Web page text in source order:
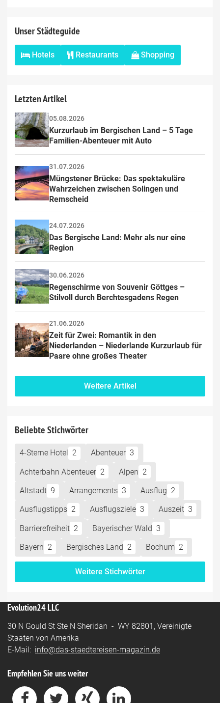
Unser Städteguide
Hotels Restaurants Shopping
Letzten Artikel
05.08.2026
Kurzurlaub im Bergischen Land – 5 Tage
Familien-Abenteuer mit Auto
31.07.2026
Müngstener Brücke: Das spektakuläre
Wahrzeichen zwischen Solingen und
Remscheid
24.07.2026
Das Bergische Land: Mehr als nur eine
Region
30.06.2026
Regenschirme von Souvenir Göttges –
Stilvoll durch Berchtesgadens Regen
21.06.2026
Zeit für Zwei: Romantik in den
Niederlanden – Niederlande Kurzurlaub für
Paare ohne großes Theater
Weitere Artikel
Beliebte Stichwörter
4-Sterne Hotel 2 Abenteuer 3
Achterbahn Abenteuer 2 Alpen 2
Altstadt 9 Arrangements 3 Ausflug 2
Ausflugstipps 2 Ausflugsziele 3 Auszeit 3
Barrierefreiheit 2 Bayerischer Wald 3
Bayern 2 Bergisches Land 2 Bochum 2
Weitere Stichwörter
Evolution24 LLC
30 N Gould St Ste N Sheridan - WY 82801, Vereinigte
Staaten von Amerika
E-Mail: info@das-staedtereisen-magazin.de
Empfehlen Sie uns weiter